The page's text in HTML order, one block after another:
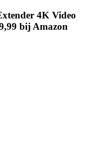
4K Video
bij Amazon